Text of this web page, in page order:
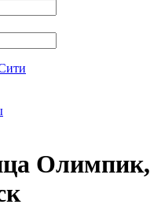
Олимпик,